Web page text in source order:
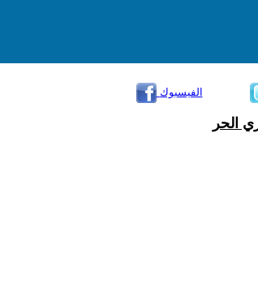
الفيسبوك
الحر